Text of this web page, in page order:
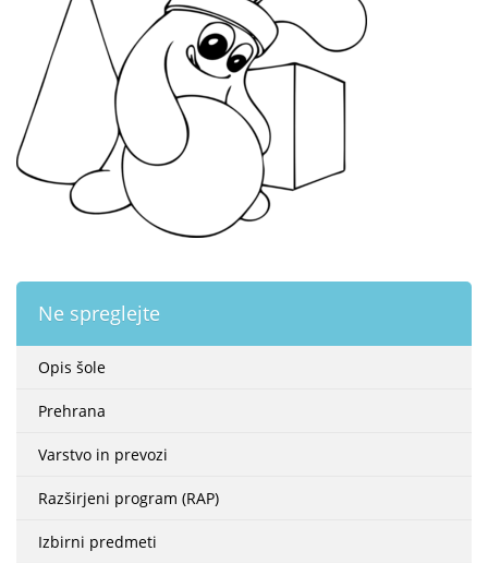
Ne spreglejte
Opis šole
Prehrana
Varstvo in prevozi
Razširjeni program (RAP)
Izbirni predmeti